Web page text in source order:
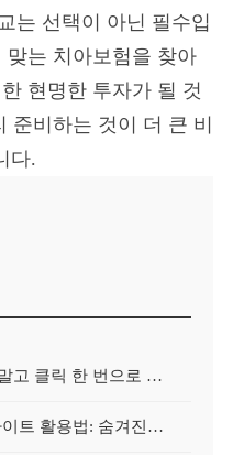
는 선택이 아닌 필수입
맞는 치아보험을 찾아
현명한 투자가 될 것
준비하는 것이 더 큰 비
다.
치아보험 비교, 발품 팔지 말고 클릭 한 번으로 끝내는 비법! 후기 대방출
2025년형 치아보험 비교사이트 활용법: 숨겨진 보험금 100% 환급 전략